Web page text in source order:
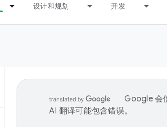
设计和规划 开发
Google 会
AI 翻译可能包含错误。